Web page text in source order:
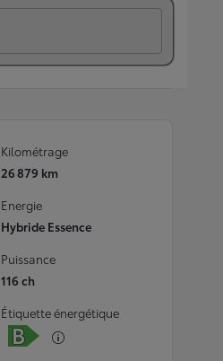
Kilométrage
26 879 km
Energie
Hybride Essence
Puissance
116 ch
Étiquette énergétique